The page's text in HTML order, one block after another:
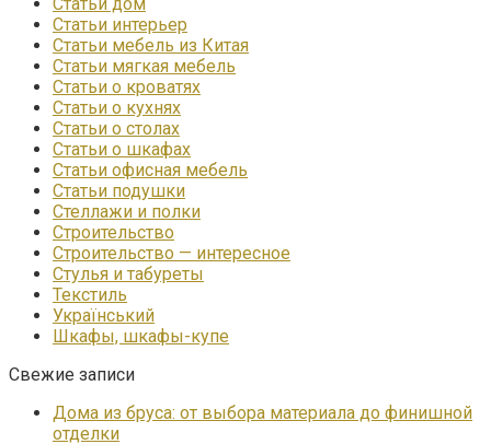
Статьи интерьер
Статьи мебель из Китая
Статьи мягкая мебель
Статьи о кроватях
Статьи о кухнях
Статьи о столах
Статьи о шкафах
Статьи офисная мебель
Статьи подушки
Стеллажи и полки
Строительство
Строительство — интересное
Стулья и табуреты
Текстиль
Український
Шкафы, шкафы-купе
Свежие записи
Дома из бруса: от выбора материала до финишной
отделки